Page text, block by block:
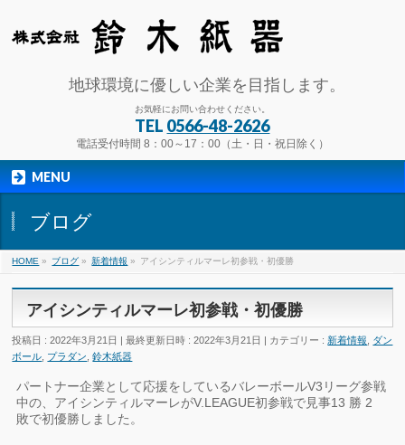
地球環境に優しい企業を目指します。
お気軽にお問い合わせください。
TEL 0566-48-2626
電話受付時間 8：00～17：00（土・日・祝日除く）
MENU
ブログ
HOME » ブログ » 新着情報 » アイシンティルマーレ初参戦・初優勝
アイシンティルマーレ初参戦・初優勝
投稿日 : 2022年3月21日 最終更新日時 : 2022年3月21日 カテゴリー : 新着情報
ダン
ボール プラダン ,鈴木紙器
パートナー企業として応援をしているバレーボールV3リーグ参戦
中の、アイシンティルマーレがV.LEAGUE初参戦で見事13 勝 2
敗で初優勝しました。